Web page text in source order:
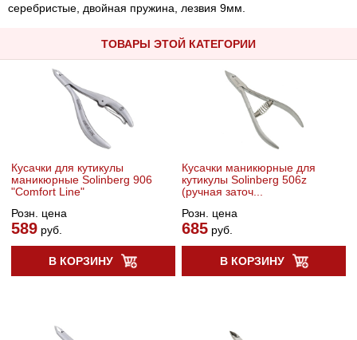
серебристые, двойная пружина, лезвия 9мм.
ТОВАРЫ ЭТОЙ КАТЕГОРИИ
Кусачки для кутикулы
маникюрные Solinberg 906
"Comfort Line"
Розн. цена
589руб.
В КОРЗИНУ
Кусачки маникюрные для
кутикулы Solinberg 506z
(ручная заточ...
Розн. цена
685 руб.
В КОРЗИНУ